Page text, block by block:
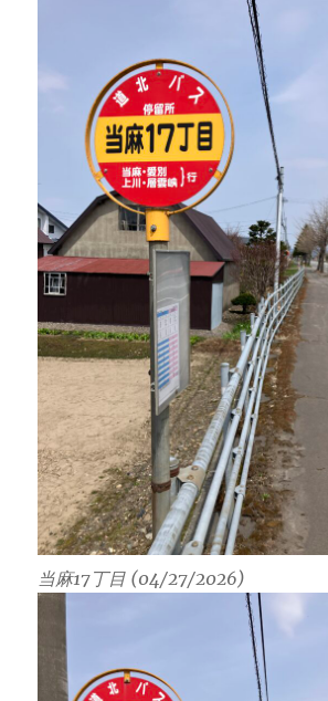
当麻17丁目 (04/27/2026)